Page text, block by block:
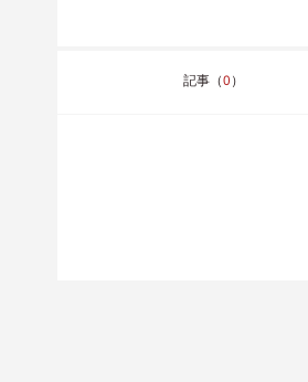
記事（0）